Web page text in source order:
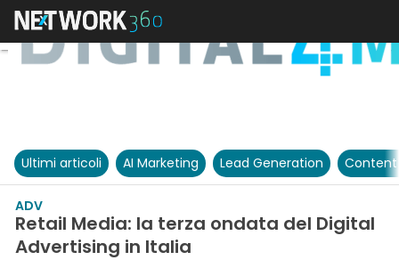
Ultimi articoli AI Marketing Lead Generation
ADV
Retail Media: la terza ondata del Digital
Advertising in Italia